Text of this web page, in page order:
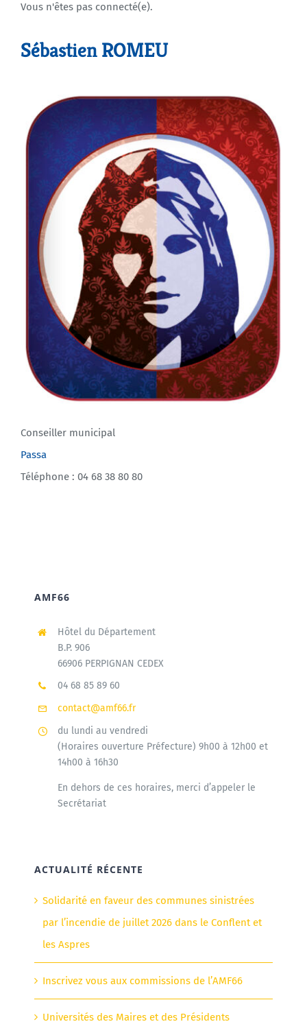
Agenda
Vous n'êtes pas connecté(e).
Sébastien ROMEU
Conseiller municipal
Passa
Téléphone : 04 68 38 80 80
AMF66
Hôtel du Département
B.P. 906
66906 PERPIGNAN CEDEX
04 68 85 89 60
contact@amf66.fr
du lundi au vendredi
(Horaires ouverture Préfecture) 9h00 à 12h00 et
14h00 à 16h30
En dehors de ces horaires, merci d’appeler le
Secrétariat
ACTUALITÉ RÉCENTE
Solidarité en faveur des communes sinistrées
par l’incendie de juillet 2026 dans le Conflent et
les Aspres
Inscrivez vous aux commissions de l’AMF66
Universités des Maires et des Présidents